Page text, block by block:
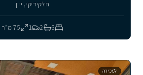
חלקידיקי, יוון
3
2
1
75מ״ר
למכירה